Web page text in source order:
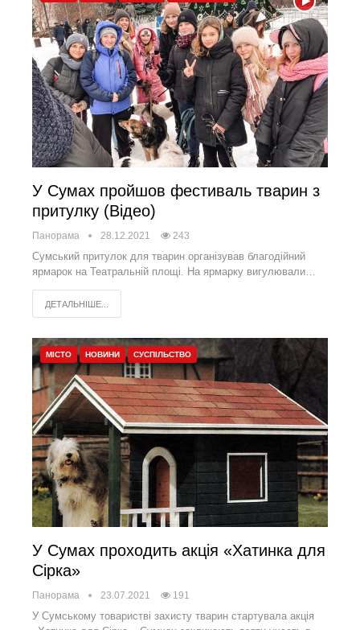
У Сумах пройшов фестиваль тварин з
притулку (Відео)
Панорама 28.12.2021 243
Сумський притулок для тварин організував благодійний
ярмарок на Театральній площі. На ярмарку вигулювали…
ДЕТАЛЬНІШЕ...
МІСТО НОВИНИ СУСПІЛЬСТВО
У Сумах проходить акція «Хатинка для
Сірка»
Панорама 23.07.2021 191
У Сумському товаристві захисту тварин стартувала акція